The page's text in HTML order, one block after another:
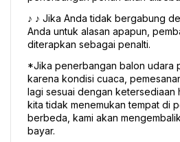
♪ ♪ Jika Anda tidak bergabung
Anda untuk alasan apapun,
diterapkan sebagai penalti.
*Jika penerbangan balon udara
karena kondisi cuaca,
lagi sesuai dengan ketersediaan
kita tidak menemukan tempat di
berbeda, kami akan
bayar.